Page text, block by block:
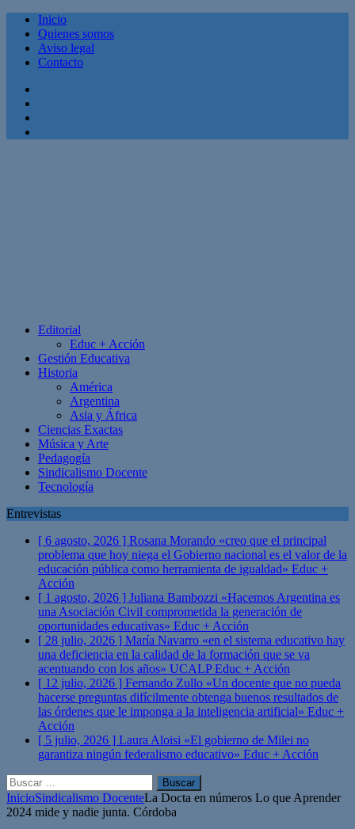
Inicio
Quienes somos
Aviso legal
Contacto
Editorial
Educ + Acción
Gestión Educativa
Historia
América
Argentina
Asia y África
Ciencias Exactas
Música y Arte
Pedagogía
Sindicalismo Docente
Tecnología
Entrevistas
[ 6 agosto, 2026 ] Rosana Morando «creo que el principal
problema que hoy niega el Gobierno nacional es el valor de la
educación pública como herramienta de igualdad» Educ +
Acción
[ 1 agosto, 2026 ] Juliana Bambozzi «Hacemos Argentina es
una Asociación Civil comprometida la generación de
oportunidades educativas» Educ + Acción
[ 28 julio, 2026 ] María Navarro «en el sistema educativo hay
una deficiencia en la calidad de la formación que se va
acentuando con los años» UCALPEduc + Acción
[ 12 julio, 2026 ] Fernando Zullo «Un docente que no pueda
hacerse preguntas difícilmente obtenga buenos resultados de
las órdenes que le imponga a la inteligencia artificial» Educ +
Acción
[ 5 julio, 2026 ] Laura Aloisi «El gobierno de Milei no
garantiza ningún federalismo educativo» Educ + Acción
Buscar:
InicioSindicalismo DocenteLa Docta en números Lo que Aprender
2024 mide y nadie junta. Córdoba